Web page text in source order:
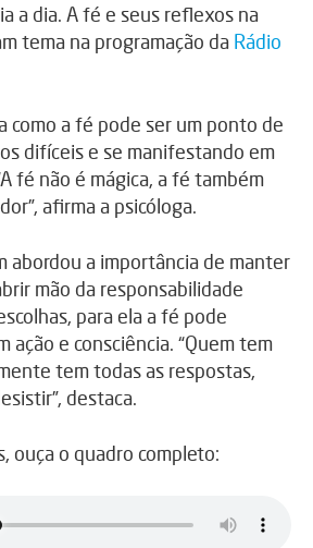
a dia. A fé e seus reflexos na
tema na programação da Rádio
como a fé pode ser um ponto de
difíceis e se manifestando em
fé não é mágica, a fé também
afirma a psicóloga.
abordou a importância de manter
mão da responsabilidade
para ela a fé pode
ação e consciência. “Quem tem
tem todas as respostas,
destaca.
ouça o quadro completo: